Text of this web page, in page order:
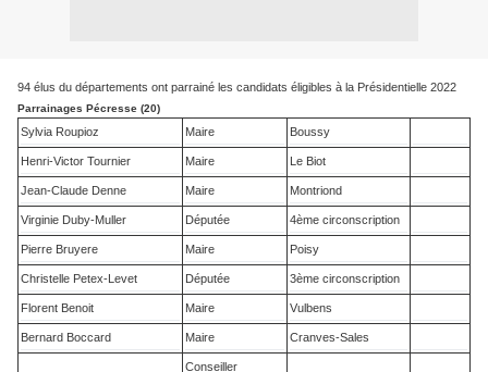
94 élus du départements ont parrainé les candidats éligibles à la Présidentielle 2022
Parrainages Pécresse (20)
Sylvia Roupioz Maire Boussy
Henri-Victor Tournier Maire Le Biot
Jean-Claude Denne Maire Montriond
Virginie Duby-Muller Députée 4ème circonscription
Pierre Bruyere Maire Poisy
Christelle Petex-Levet Députée 3ème circonscription
Florent Benoit Maire Vulbens
Bernard Boccard Maire Cranves-Sales
Conseiller